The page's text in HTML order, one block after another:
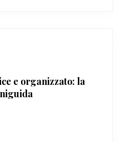
e organizzato: la